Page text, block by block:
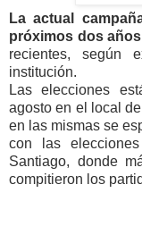
La actual
próximos dos años
recientes, según
institución.
Las elecciones
agosto en el local
en las mismas se
con las
Santiago, donde
compitieron los